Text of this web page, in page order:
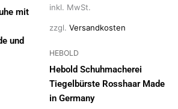
mit
und
inkl. MwSt.
zzgl. Versandkosten
HEBOLD
Hebold Schuhmacherei
Tiegelbürste Rosshaar Made
in Germany
gewählt